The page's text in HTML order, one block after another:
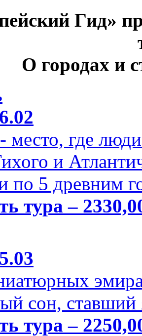
Гид»
О городах и
место, где
и
по 5 древним
тура –
сон, ставший
тура –